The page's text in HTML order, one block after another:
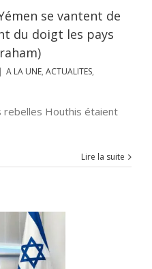
se vantent de
du doigt les pays
| A LA UNE, ACTUALITES,
rebelles Houthis étaient
Lire la suite